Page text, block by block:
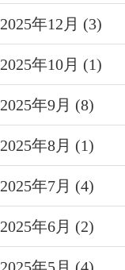
2025年12月 (3)
2025年10月 (1)
2025年9月 (8)
2025年8月 (1)
2025年7月 (4)
2025年6月 (2)